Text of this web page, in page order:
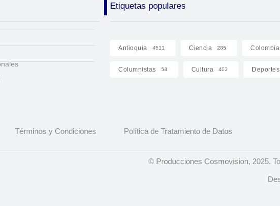
Etiquetas populares
Antioquia 4511 Ciencia 285 Colombia
Columnistas 58 Cultura 403 Deportes
Términos y Condiciones Política de Tratamiento de Datos
© Producciones Cosmovision, 2025.